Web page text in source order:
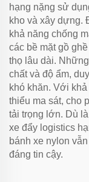
hạng nặng sử
kho và xây dựng.
khả năng chống
các bề mặt gồ
thọ lâu dài.
chất và độ ẩm,
khó khăn. Với
thiểu ma sát, cho
tải trọng lớn. Dù
xe đẩy logistics
bánh xe nylon
đáng tin cậy.